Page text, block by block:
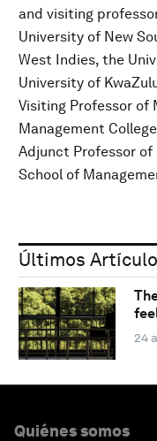
and visiting
University of New
West Indies, the
University of
Visiting Professor of
Management
Adjunct Professor
School of
Últimos
24
Quiénes somos